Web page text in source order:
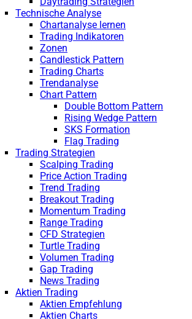
Technische Analyse
Chartanalyse lernen
Trading Indikatoren
Zonen
Candlestick Pattern
Trading Charts
Trendanalyse
Chart Pattern
Double Bottom Pattern
Rising Wedge Pattern
SKS Formation
Flag Trading
Trading Strategien
Scalping Trading
Price Action Trading
Trend Trading
Breakout Trading
Momentum Trading
Range Trading
CFD Strategien
Turtle Trading
Volumen Trading
Gap Trading
News Trading
Aktien Trading
Aktien Empfehlung
Aktien Charts